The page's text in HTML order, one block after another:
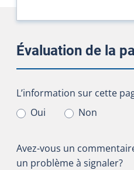
Évaluation de la
L’information sur cette
L’information sur cette
Oui
Non
Avez-vous un
un problème à signaler?